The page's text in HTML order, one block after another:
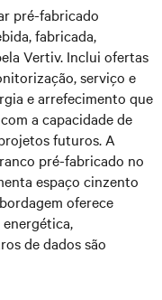
pré-fabricado
fabricada,
Vertiv. Inclui ofertas
serviço e
e arrefecimento que
a capacidade de
futuros. A
pré-fabricado no
espaço cinzento
oferece
de dados são